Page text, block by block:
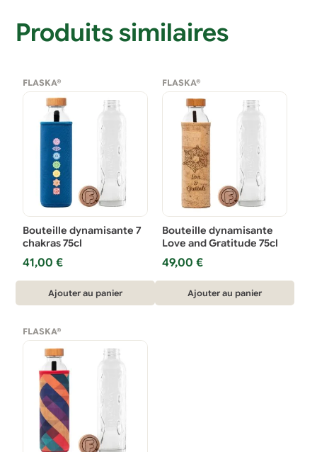
Produits similaires
FLASKA®
Bouteille dynamisante 7
chakras 75cl
41,00€
Ajouter au panier
FLASKA®
Bouteille dynamisante
Love and Gratitude 75cl
49,00 €
Ajouter au panier
FLASKA®